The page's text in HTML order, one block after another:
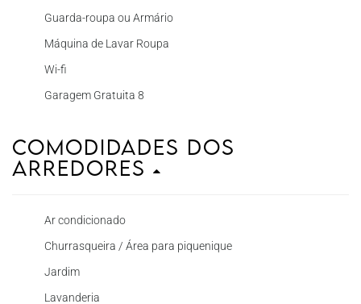
Guarda-roupa ou Armário
Máquina de Lavar Roupa
Wi-fi
Garagem Gratuita 8
Comodidades dos
Arredores
Ar condicionado
Churrasqueira / Área para piquenique
Jardim
Lavanderia